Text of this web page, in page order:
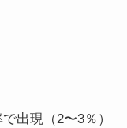
出現（2〜3％）